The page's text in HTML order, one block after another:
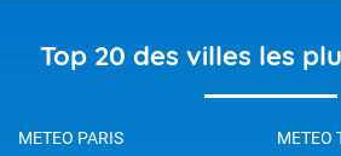
Top 20 des villes les
METEO PARIS
METEO